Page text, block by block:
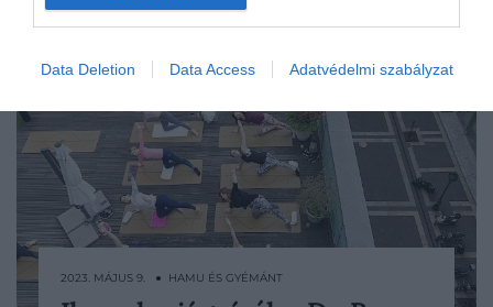
Data Deletion Data Access Adatvédelmi szabályzat
2023. MÁJUS 9. ● HAMU ÉS GYÉMÁNT